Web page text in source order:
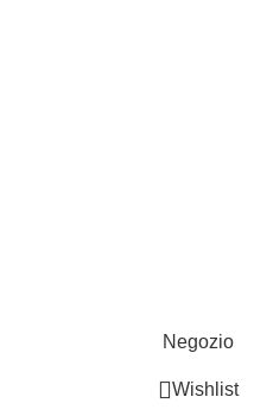
Negozio
Wishlist